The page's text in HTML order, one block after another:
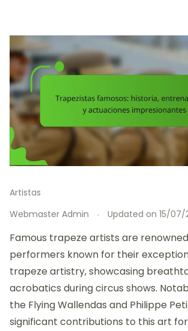
Artistas
Webmaster Admin
Updated on 15/07/
Famous trapeze artists are
performers known for their
trapeze artistry, showcasing
acrobatics during circus shows.
the Flying Wallendas and Philippe
significant contributions to this art